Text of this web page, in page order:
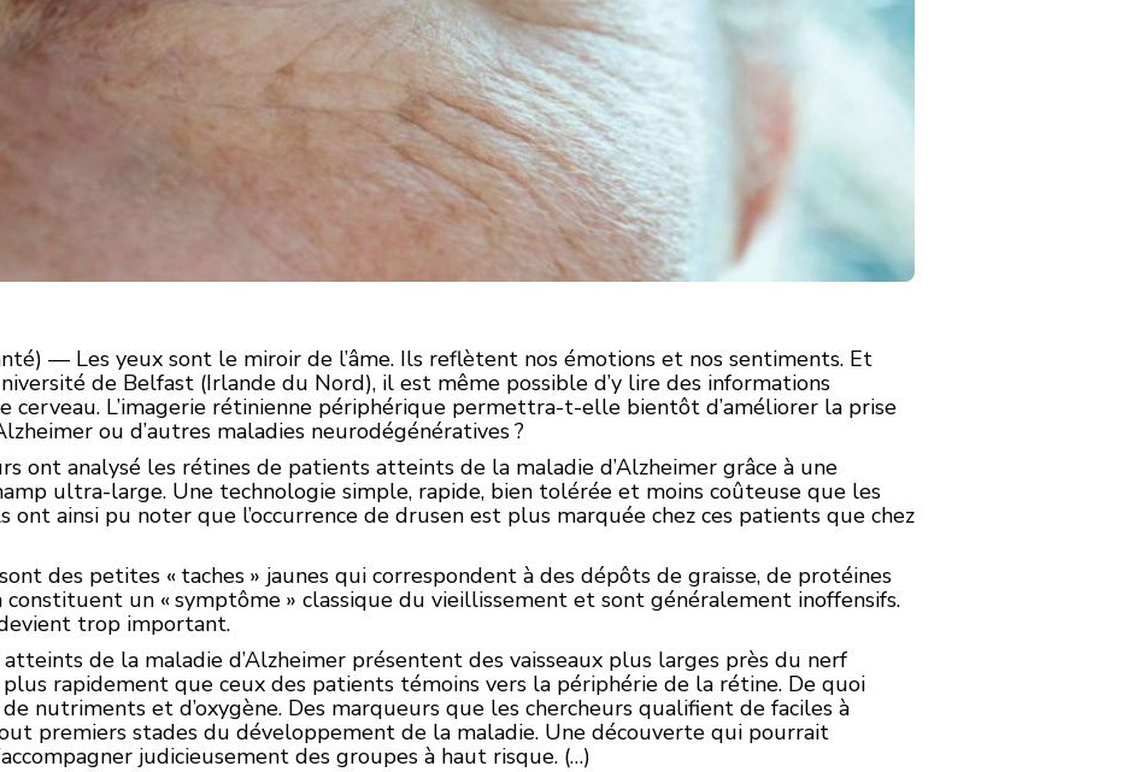
— Les yeux sont le miroir de l’âme. Ils reflètent nos émotions et nos sentiments. Et
de Belfast (Irlande du Nord), il est même possible d’y lire des informations
cerveau. L’imagerie rétinienne périphérique permettra-t-elle bientôt d’améliorer la prise
ou d’autres maladies neurodégénératives ?
ont analysé les rétines de patients atteints de la maladie d’Alzheimer grâce à une
ultra-large. Une technologie simple, rapide, bien tolérée et moins coûteuse que les
ont ainsi pu noter que l’occurrence de drusen est plus marquée chez ces patients que chez
des petites « taches » jaunes qui correspondent à des dépôts de graisse, de protéines
constituent un « symptôme » classique du vieillissement et sont généralement inoffensifs.
trop important.
de la maladie d’Alzheimer présentent des vaisseaux plus larges près du nerf
plus rapidement que ceux des patients témoins vers la périphérie de la rétine. De quoi
nutriments et d’oxygène. Des marqueurs que les chercheurs qualifient de faciles à
premiers stades du développement de la maladie. Une découverte qui pourrait
judicieusement des groupes à haut risque. (…)